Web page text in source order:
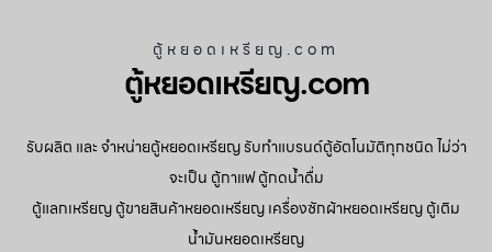
ตู้หยอดเหรียญ.com
ตู้หยอดเหรียญ.com
รับผลิต และ จำหน่ายตู้หยอดเหรียญ รับทำแบรนด์ตู้อัตโนมัติทุกชนิด ไม่ว่า
จะเป็น ตู้กาแฟ ตู้กดน้ำดื่ม
ตู้แลกเหรียญ ตู้ขายสินค้าหยอดเหรียญ เครื่องซักผ้าหยอดเหรียญ ตู้เติม
น้ำมันหยอดเหรียญ